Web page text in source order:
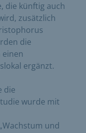
die künftig auch
zusätzlich
die
ergänzt.
die
wurde mit
und